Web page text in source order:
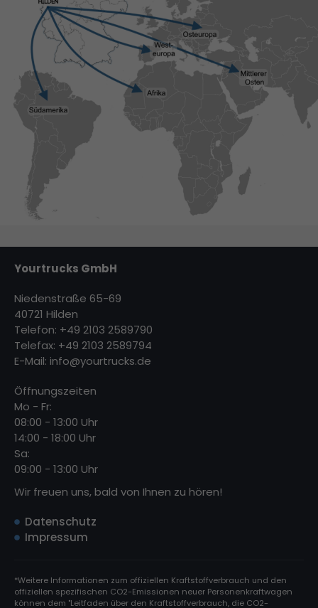
Yourtrucks GmbH
Niedenstraße 65-69
40721 Hilden
Telefon: +49 2103 2589790
Telefax: +49 2103 2589794
E-Mail: info@yourtrucks.de
Öffnungszeiten
Mo - Fr:
08:00 - 13:00 Uhr
14:00 - 18:00 Uhr
Sa:
09:00 - 13:00 Uhr
Wir freuen uns, bald von Ihnen zu hören!
Datenschutz
Impressum
*Weitere Informationen zum offiziellen Kraftstoffverbrauch und den
offiziellen spezifischen CO2-Emissionen neuer Personenkraftwagen
können dem "Leitfaden über den Kraftstoffverbrauch, die CO2-